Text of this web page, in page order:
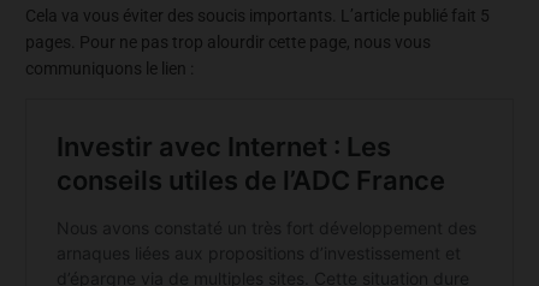
Cela va vous éviter des soucis importants. L’article publié fait 5
pages. Pour ne pas trop alourdir cette page, nous vous
communiquons le lien :